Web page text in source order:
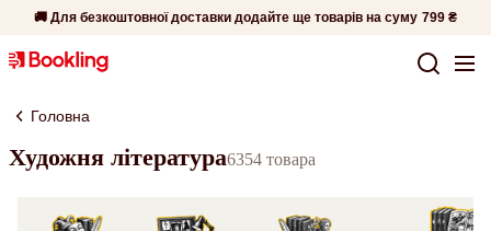
🚚 Для безкоштовної доставки додайте ще товарів на суму 799 ₴
Головна
Художня література6354 товара